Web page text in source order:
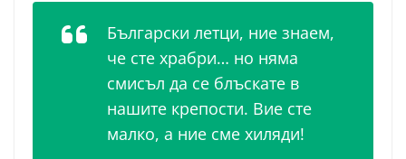
Български летци, ние знаем,
че сте храбри… но няма
смисъл да се блъскате в
нашите крепости. Вие сте
малко, а ние сме хиляди!